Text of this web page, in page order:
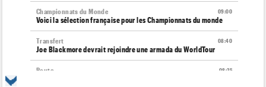
09:00
Championnats du Monde
Voici la sélection française pour les Championnats du monde
08:40
Transfert
Joe Blackmore devrait rejoindre une armada du WorldTour
08:35
Route